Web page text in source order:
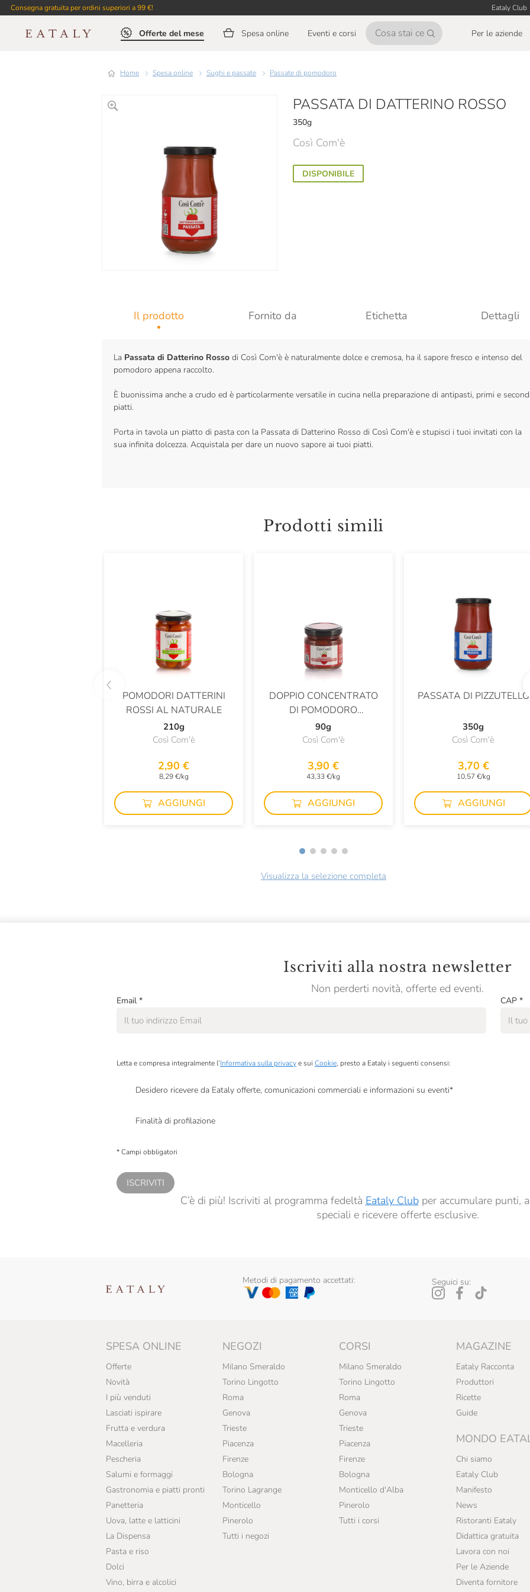
Consegna gratuita per ordini superiori a 99 €! Eataly Club
Offerte del mese Spesa online Eventi e corsi Per le aziende
Home Spesa online Sughi e passate Passate di pomodoro
PASSATA DI DATTERINO ROSSO
350g
Così Com'è
DISPONIBILE
Il prodotto Fornito da Etichetta Dettagli
La Passata di Datterino Rosso di Così Com'è è naturalmente dolce e cremosa, ha il sapore fresco e intenso del
pomodoro appena raccolto.
È buonissima anche a crudo ed è particolarmente versatile in cucina nella preparazione di antipasti, primi e secondi
piatti.
Porta in tavola un piatto di pasta con la Passata di Datterino Rosso di Così Com'è e stupisci i tuoi invitati con la
sua infinita dolcezza. Acquistala per dare un nuovo sapore ai tuoi piatti.
Prodotti simili
POMODORI DATTERINI
ROSSI AL NATURALE
210g
Così Com'è
2,90 €
8,29 €/kg
AGGIUNGI
DOPPIO CONCENTRATO
DI POMODORO
DATTERINO ROSSO
90g
Così Com'è
3,90 €
43,33 €/kg
AGGIUNGI
PASSATA DI PIZZUTELLO
350g
Così Com'è
3,70 €
10,57 €/kg
AGGIUNGI
Visualizza la selezione completa
Iscriviti alla nostra newsletter
Non perderti novità, offerte ed eventi.
Email * CAP *
Letta e compresa integralmente l’Informativa sulla privacye sui Cookie, presto a Eataly i seguenti consensi:
Desidero ricevere da Eataly offerte, comunicazioni commerciali e informazioni su eventi*
Finalità di profilazione
* Campi obbligatori
ISCRIVITI
C’è di più! Iscriviti al programma fedeltà Eataly Clubper accumulare punti,
speciali e ricevere offerte esclusive.
Metodi di pagamento accettati: Seguici su:
SPESA ONLINE
Offerte
Novità
I più venduti
Lasciati ispirare
Frutta e verdura
Macelleria
Pescheria
Salumi e formaggi
Gastronomia e piatti pronti
Panetteria
Uova, latte e latticini
La Dispensa
Pasta e riso
Dolci
Vino, birra e alcolici
NEGOZI
Milano Smeraldo
Torino Lingotto
Roma
Genova
Trieste
Piacenza
Firenze
Bologna
Torino Lagrange
Monticello
Pinerolo
Tutti i negozi
CORSI
Milano Smeraldo
Torino Lingotto
Roma
Genova
Trieste
Piacenza
Firenze
Bologna
Monticello d'Alba
Pinerolo
Tutti i corsi
MAGAZINE
Eataly Racconta
Produttori
Ricette
Guide
MONDO
Chi siamo
Eataly Club
Manifesto
News
Ristoranti Eataly
Didattica gratuita
Lavora con noi
Per le Aziende
Diventa fornitore